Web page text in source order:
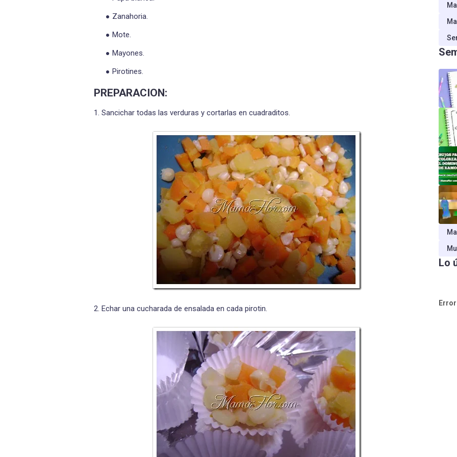
Zanahoria.
Mote.
Mayones.
Pirotines.
PREPARACION:
1. Sancichar todas las verduras y cortarlas en cuadraditos.
2. Echar una cucharada de ensalada en cada pirotin.
Lo